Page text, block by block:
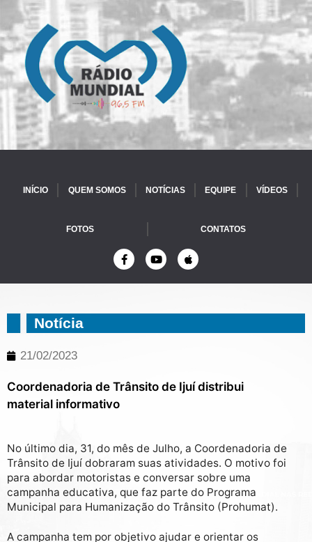
INÍCIO QUEM SOMOS NOTÍCIAS EQUIPE VÍDEOS
FOTOS CONTATOS
Notícia
21/02/2023
Coordenadoria de Trânsito de Ijuí distribui
material informativo
No último dia, 31, do mês de Julho, a Coordenadoria de
Trânsito de Ijuí dobraram suas atividades. O motivo foi
para abordar motoristas e conversar sobre uma
campanha educativa, que faz parte do Programa
Municipal para Humanização do Trânsito (Prohumat).
A campanha tem por objetivo ajudar e orientar os